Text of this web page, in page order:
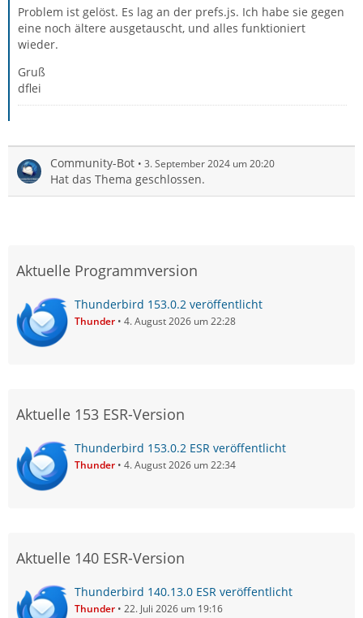
Problem ist gelöst. Es lag an der prefs.js. Ich habe sie gegen
eine noch ältere ausgetauscht, und alles funktioniert
wieder.
Gruß
dflei
Community-Bot 3. September 2024 um 20:20
Hat das Thema geschlossen.
Aktuelle Programmversion
Thunderbird 153.0.2 veröffentlicht
Thunder 4. August 2026 um 22:28
Aktuelle 153 ESR-Version
Thunderbird 153.0.2 ESR veröffentlicht
Thunder 4. August 2026 um 22:34
Aktuelle 140 ESR-Version
Thunderbird 140.13.0 ESR veröffentlicht
Thunder 22. Juli 2026 um 19:16